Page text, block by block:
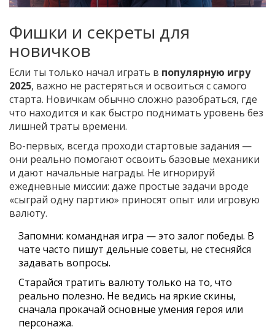
Фишки и секреты для
новичков
Если ты только начал играть в популярную игру
2025, важно не растеряться и освоиться с самого
старта. Новичкам обычно сложно разобраться, где
что находится и как быстро поднимать уровень без
лишней траты времени.
Во-первых, всегда проходи стартовые задания —
они реально помогают освоить базовые механики
и дают начальные награды. Не игнорируй
ежедневные миссии: даже простые задачи вроде
«сыграй одну партию» приносят опыт или игровую
валюту.
Запомни: командная игра — это залог победы. В
чате часто пишут дельные советы, не стесняйся
задавать вопросы.
Старайся тратить валюту только на то, что
реально полезно. Не ведись на яркие скины,
сначала прокачай основные умения героя или
персонажа.